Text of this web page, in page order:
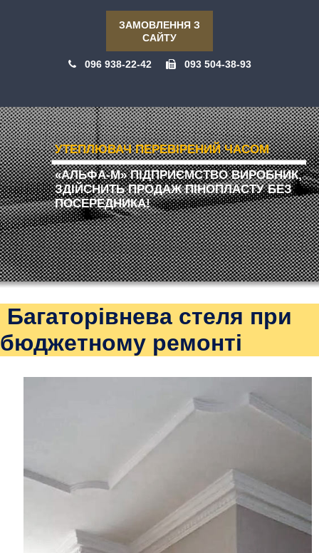
ЗАМОВЛЕННЯ З
САЙТУ
096 938-22-42 093 504-38-93
УТЕПЛЮВАЧ ПЕРЕВІРЕНИЙ ЧАСОМ
«АЛЬФА-М» ПІДПРИЄМСТВО ВИРОБНИК,
ЗДІЙСНИТЬ ПРОДАЖ ПІНОПЛАСТУ БЕЗ
ПОСЕРЕДНИКА!
Багаторівнева стеля при
бюджетному ремонті